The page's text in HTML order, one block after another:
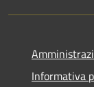
Informativa